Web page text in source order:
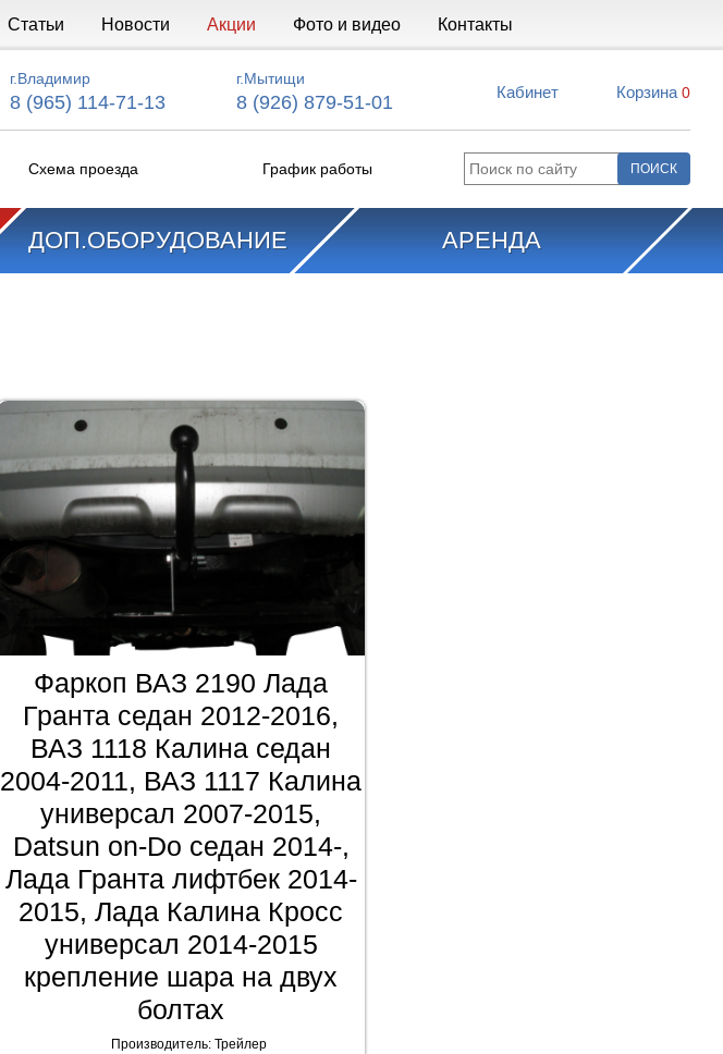
Статьи Новости Акции Фото и видео Контакты
г.Владимир
8 (965) 114-71-13
г.Мытищи
8 (926) 879-51-01 Кабинет Корзина 0
Схема проезда График работы
ДОП.ОБОРУДОВАНИЕ АРЕНДА
Фаркоп ВАЗ 2190 Лада
Гранта седан 2012-2016,
ВАЗ 1118 Калина седан
2004-2011, ВАЗ 1117 Калина
универсал 2007-2015,
Datsun on-Do седан 2014-,
Лада Гранта лифтбек 2014-
2015, Лада Калина Кросс
универсал 2014-2015
крепление шара на двух
болтах
Производитель: Трейлер